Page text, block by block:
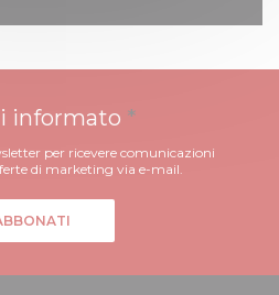
informato *
per ricevere comunicazioni
di marketing via e-mail.